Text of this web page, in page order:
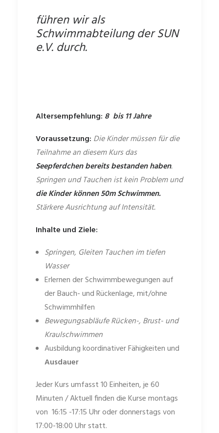
führen wir als
Schwimmabteilung der SUN
e.V. durch.
Altersempfehlung: 8 bis 11 Jahre
Voraussetzung: Die Kinder müssen für die
Teilnahme an diesem Kurs das
Seepferdchen bereits bestanden haben.
Springen und Tauchen ist kein Problem und
die Kinder können 50m Schwimmen.
Stärkere Ausrichtung auf Intensität.
Inhalte und Ziele:
Springen, Gleiten Tauchen im tiefen
Wasser
Erlernen der Schwimmbewegungen auf
der Bauch- und Rückenlage, mit/ohne
Schwimmhilfen
Bewegungsabläufe Rücken-, Brust- und
Kraulschwimmen
Ausbildung koordinativer Fähigkeiten und
Ausdauer
Jeder Kurs umfasst 10 Einheiten, je 60
Minuten / Aktuell finden die Kurse montags
von 16:15 -17:15 Uhr oder donnerstags von
17:00-18:00 Uhr statt.